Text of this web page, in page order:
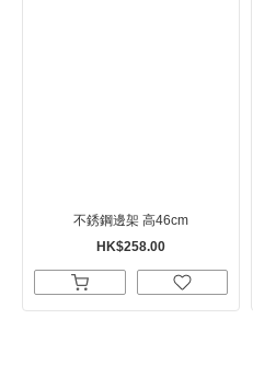
不銹鋼邊架 高46cm
HK$258.00